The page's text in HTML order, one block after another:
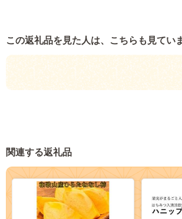
この返礼品を見た人は、こちらも見てい
関連する返礼品